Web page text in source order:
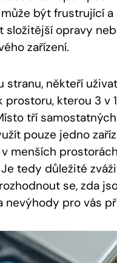
může být frustrující a
složitější ⁣opravy
​zařízení.
stranu, někteří
⁣prostoru, kterou 3 v
⁢tří
⁣pouze jedno
menších
tedy důležité
‌se, zda
‌nevýhody pro vás